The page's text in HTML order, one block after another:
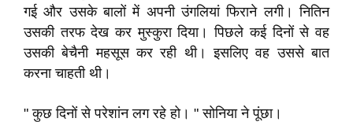
गई और उसके बालों में अपनी उंगलियां फिराने लगी। नितिन
उसकी तरफ देख कर मुस्कुरा दिया। पिछले कई दिनों से वह
उसकी बेचैनी महसूस कर रही थी। इसलिए वह उससे बात
करना चाहती थी।
" कुछ दिनों से परेशांन लग रहे हो। " सोनिया ने पूंछा।